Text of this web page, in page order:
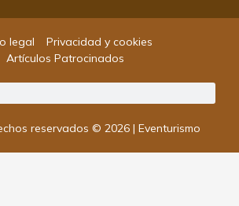
reservados © 2026 | Eventurismo
legal
Privacidad y cookies
Artículos Patrocinados